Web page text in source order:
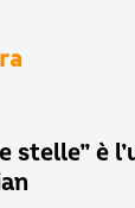
stelle” è